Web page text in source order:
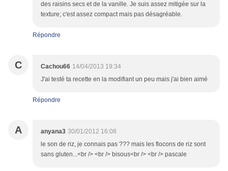
des raisins secs et de la vanille. Je suis assez mitigée sur la
texture; c'est assez compact mais pas désagréable.
Répondre
C Cachou66 14/04/2013 19:34
J'ai testé ta recette en la modifiant un peu mais j'ai bien aimé
Répondre
A anyana3 30/01/2012 16:08
le son de riz, je connais pas ??? mais les flocons de riz sont
sans gluten...<br /> <br /> bisous<br /> <br /> pascale